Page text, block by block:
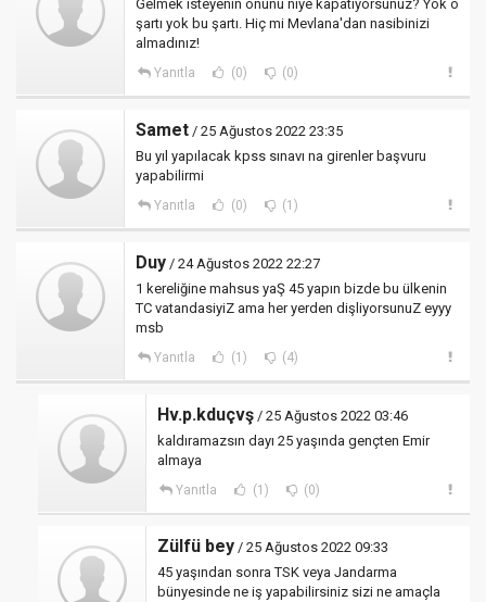
Gelmek isteyenin önünü niye kapatıyorsunuz? Yok o
şartı yok bu şartı. Hiç mi Mevlana'dan nasibinizi
almadınız!
Yanıtla (0) (0)
Samet / 25 Ağustos 2022 23:35
Bu yıl yapılacak kpss sınavı na girenler başvuru
yapabilirmi
Yanıtla (0) (1)
Duy / 24 Ağustos 2022 22:27
1 kereliğine mahsus yaŞ 45 yapın bizde bu ülkenin
TC vatandasiyiZ ama her yerden dişliyorsunuZ eyyy
msb
Yanıtla (1) (4)
Hv.p.kduçvş / 25 Ağustos 2022 03:46
kaldıramazsın dayı 25 yaşında gençten Emir
almaya
Yanıtla (1) (0)
Zülfü bey / 25 Ağustos 2022 09:33
45 yaşından sonra TSK veya Jandarma
bünyesinde ne iş yapabilirsiniz sizi ne amaçla